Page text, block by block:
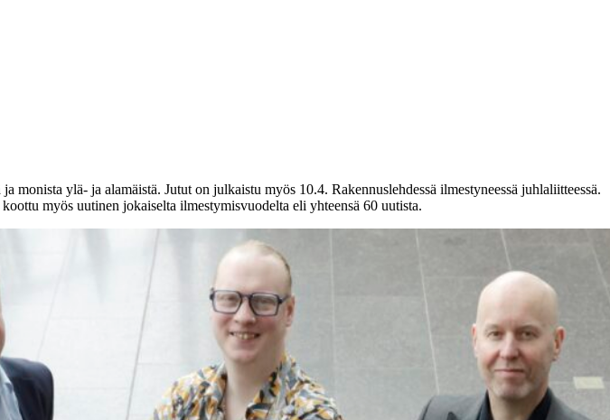
ylä- ja alamäistä. Jutut on julkaistu myös 10.4. Rakennuslehdessä ilmestyneessä juhlaliitteessä.
myös uutinen jokaiselta ilmestymisvuodelta eli yhteensä 60 uutista.